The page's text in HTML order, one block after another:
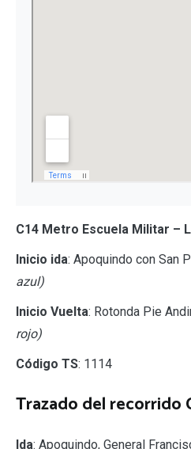
C14 Metro Escuela Militar –
Inicio ida: Apoquindo con San
azul)
Inicio Vuelta: Rotonda Pie
rojo)
Código TS: 1114
Trazado del recorrido
Ida: Apoquindo, General